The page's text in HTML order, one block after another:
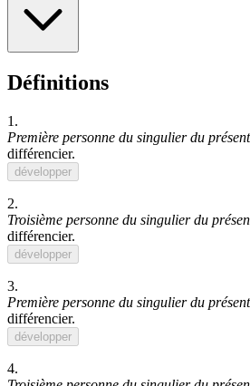
Définitions
1.
Première personne du singulier du
différencier.
développer
2.
Troisième personne du singulier du
différencier.
développer
3.
Première personne du singulier du
différencier.
développer
4.